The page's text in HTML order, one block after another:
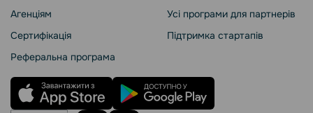
Агенціям
Сертифікація
Реферальна програма
Усі програми для партнерів
Підтримка стартапів